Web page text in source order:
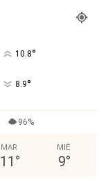
10.8°
8.9°
96%
MAR
11 °
MIÉ
9°